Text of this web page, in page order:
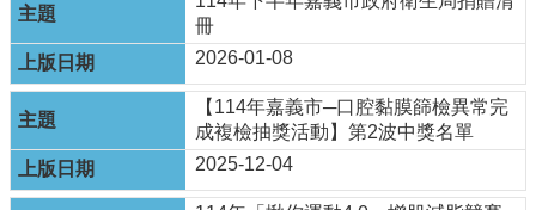
料
開
放
宣
告
冊
2026-01-08
【114年嘉義市─口腔黏膜篩檢異常完
成複檢抽獎活動】第2波中獎名單
2025-12-04